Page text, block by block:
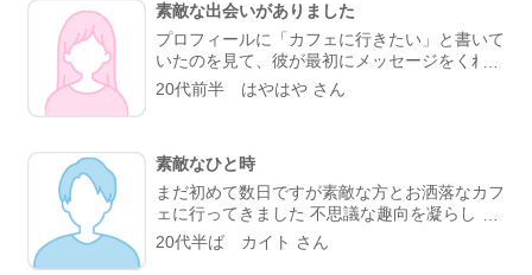
素敵な出会いがありました
プロフィールに「カフェに行きたい」と書いて
いたのを見て、彼が最初にメッセージをくれま
した。やり取りしていく中で、彼がよく行くら
しいカフェが、実は私も好きなお店だと分かっ
ジが盛り上がり嬉しかったです。 カフェに誘
ってもらい、実際にお会いするととっても話し
やすくて、時間があっという間。 少し年上で
したが、気を使わずに話せる感じが心地よく
て、「また会いたいな」と素直に伝えました。
20代前半 はやはや さん
素敵なひと時
まだ初めて数日ですが素敵な方とお洒落なカフ
ェに行ってきました 不思議な趣向を凝らした
カフェで過ごす時間はとてもリラックスできま
した 真面目な出会いがちゃんとあることが分
20代半ば カイト さん